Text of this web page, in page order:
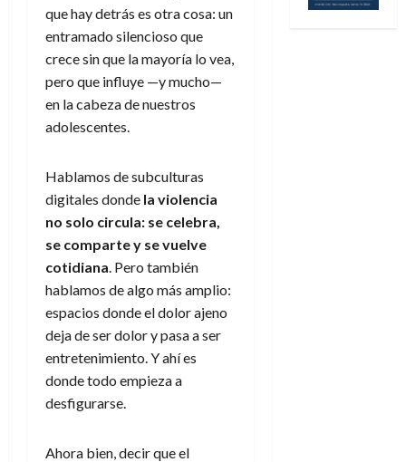
que hay detrás es otra cosa: un
entramado silencioso que
crece sin que la mayoría lo vea,
pero que influye —y mucho—
en la cabeza de nuestros
adolescentes.
Hablamos de subculturas
digitales donde la violencia
no solo circula: se celebra,
se comparte y se vuelve
cotidiana . Pero también
hablamos de algo más amplio:
espacios donde el dolor ajeno
deja de ser dolor y pasa a ser
entretenimiento. Y ahí es
donde todo empieza a
desfigurarse.
Ahora bien, decir que el